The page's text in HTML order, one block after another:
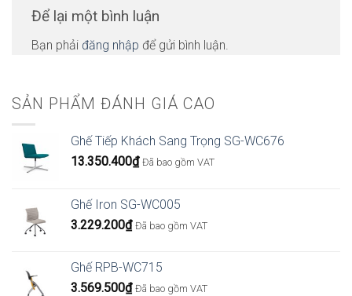
SẢN PHẨM ĐÁNH GIÁ CAO
Ghế Tiếp Khách Sang Trọng SG-WC676
13.350.400₫ Đã bao gồm VAT
Ghế Iron SG-WC005
3.229.200₫ Đã bao gồm VAT
Ghế RPB-WC715
3.569.500₫ Đã bao gồm VAT
Để lại một bình luận
Bạn phải đăng nhập để gửi bình luận.